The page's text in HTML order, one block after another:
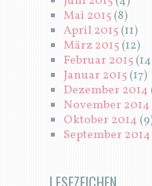
Mai 2015(8)
April 2015(11)
März 2015(12)
Februar 2015
Januar 2015(17)
Dezember 2014
November 2014
Oktober 2014
September 2014
LESEZEICHEN